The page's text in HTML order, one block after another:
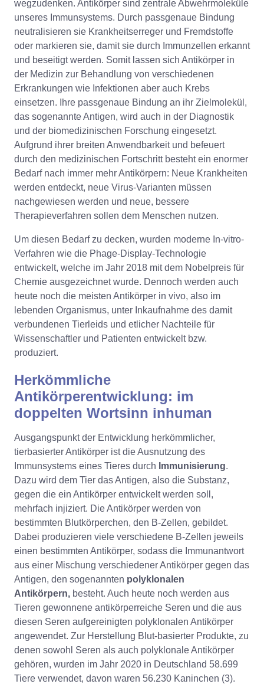
wegzudenken. Antikörper sind zentrale Abwehrmoleküle
unseres Immunsystems. Durch passgenaue Bindung
neutralisieren sie Krankheitserreger und Fremdstoffe
oder markieren sie, damit sie durch Immunzellen erkannt
und beseitigt werden. Somit lassen sich Antikörper in
der Medizin zur Behandlung von verschiedenen
Erkrankungen wie Infektionen aber auch Krebs
einsetzen. Ihre passgenaue Bindung an ihr Zielmolekül,
das sogenannte Antigen, wird auch in der Diagnostik
und der biomedizinischen Forschung eingesetzt.
Aufgrund ihrer breiten Anwendbarkeit und befeuert
durch den medizinischen Fortschritt besteht ein enormer
Bedarf nach immer mehr Antikörpern: Neue Krankheiten
werden entdeckt, neue Virus-Varianten müssen
nachgewiesen werden und neue, bessere
Therapieverfahren sollen dem Menschen nutzen.
Um diesen Bedarf zu decken, wurden moderne In-vitro-
Verfahren wie die Phage-Display-Technologie
entwickelt, welche im Jahr 2018 mit dem Nobelpreis für
Chemie ausgezeichnet wurde. Dennoch werden auch
heute noch die meisten Antikörper in vivo, also im
lebenden Organismus, unter Inkaufnahme des damit
verbundenen Tierleids und etlicher Nachteile für
Wissenschaftler und Patienten entwickelt bzw.
produziert.
Herkömmliche
Antikörperentwicklung: im
doppelten Wortsinn inhuman
Ausgangspunkt der Entwicklung herkömmlicher,
tierbasierter Antikörper ist die Ausnutzung des
Immunsystems eines Tieres durch Immunisierung.
Dazu wird dem Tier das Antigen, also die Substanz,
gegen die ein Antikörper entwickelt werden soll,
mehrfach injiziert. Die Antikörper werden von
bestimmten Blutkörperchen, den B-Zellen, gebildet.
Dabei produzieren viele verschiedene B-Zellen jeweils
einen bestimmten Antikörper, sodass die Immunantwort
aus einer Mischung verschiedener Antikörper gegen das
Antigen, den sogenannten polyklonalen
Antikörpern, besteht. Auch heute noch werden aus
Tieren gewonnene antikörperreiche Seren und die aus
diesen Seren aufgereinigten polyklonalen Antikörper
angewendet. Zur Herstellung Blut-basierter Produkte, zu
denen sowohl Seren als auch polyklonale Antikörper
gehören, wurden im Jahr 2020 in Deutschland 58.699
Tiere verwendet, davon waren 56.230 Kaninchen (3).